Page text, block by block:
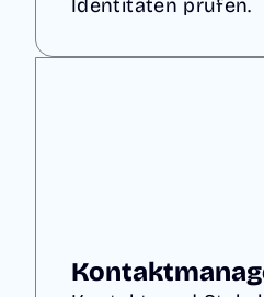
Identitäten prüfen.